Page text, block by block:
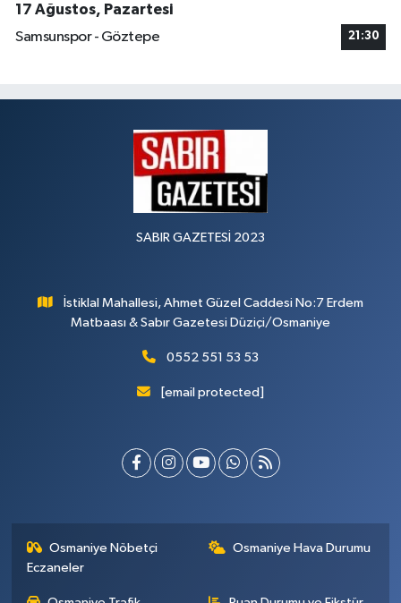
17 Ağustos, Pazartesi
Samsunspor - Göztepe
21:30
SABIR GAZETESİ 2023
İstiklal Mahallesi, Ahmet Güzel Caddesi No:7 Erdem
Matbaası & Sabır Gazetesi Düziçi/Osmaniye
0552 551 53 53
[email protected]
Osmaniye Nöbetçi
Eczaneler
Osmaniye Hava Durumu